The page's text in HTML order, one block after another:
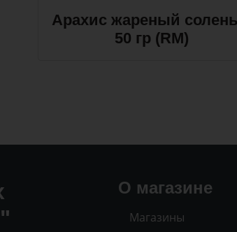
Арахис жареный
50 гр (RM)
О магазине
Магазины